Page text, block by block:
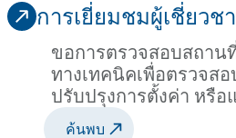
การเยี่ยมชมผู้เชี่ยว
ขอการตรวจสอบสถาน
ทางเทคนิคเพื่อตรวจส
ปรับปรุงการตั้งค่า หรื
ค้นพบ